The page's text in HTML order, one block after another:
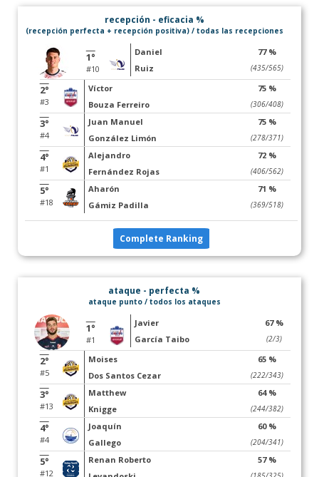
recepción - eficacia %
(recepción perfecta + recepción positiva) / todas las recepciones
1°
#10
Daniel
Ruiz
77 %
(435/565)
2°
#3
Víctor
Bouza Ferreiro
75 %
(306/408)
3°
#4
Juan Manuel
González Limón
75 %
(278/371)
4°
#1
Alejandro
Fernández Rojas
72 %
(406/562)
5°
#18
Aharón
Gámiz Padilla
71 %
(369/518)
Complete Ranking
ataque - perfecta %
ataque punto / todos los ataques
1°
#1
Javier
García Taibo
67 %
(2/3)
2°
#5
Moises
Dos Santos Cezar
65 %
(222/343)
3°
#13
Matthew
Knigge
64 %
(244/382)
4°
#4
Joaquín
Gallego
60 %
(204/341)
5°
#12
Renan Roberto
57 %